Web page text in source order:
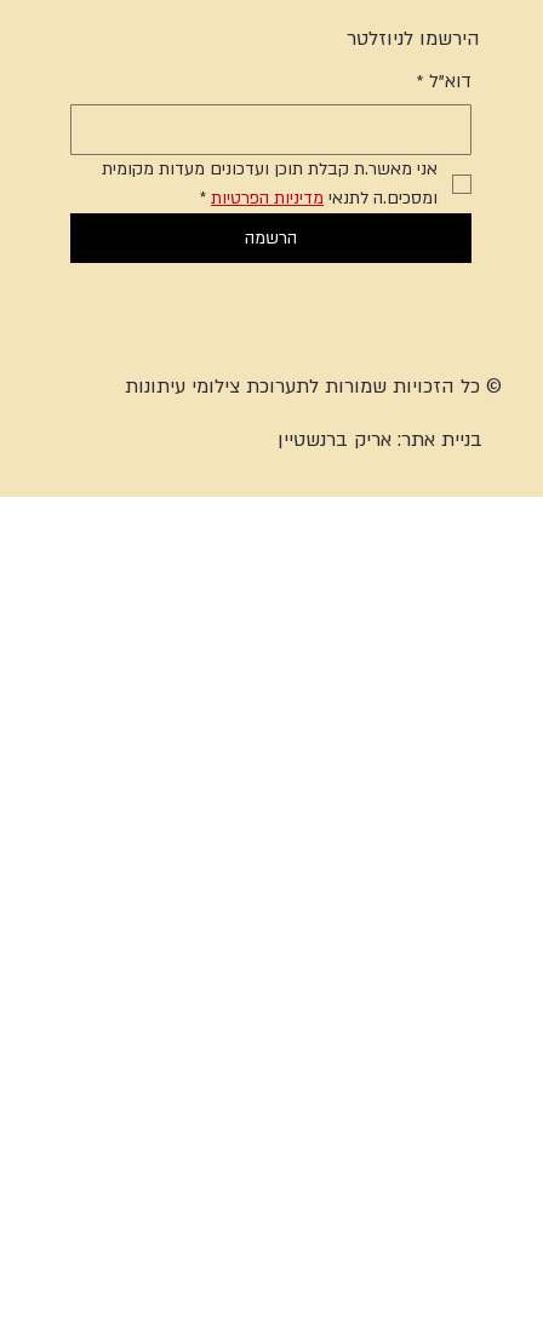
הירשמו לניוזלטר
דוא"ל *
אני מאשר.ת קבלת תוכן ועדכונים מעדות מקומית
ומסכים.ה לתנאי מדיניות הפרטיות *
הרשמה
© כל הזכויות שמורות לתערוכת צילומי עיתונות
בניית אתר:אריק ברנשטיין